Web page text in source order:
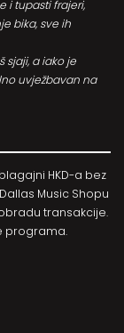
i tupasti frajeri,
bika, sve ih
sjaji, a iako je
uvježbavan na
HKD-a bez
Music Shopu
transakcije.
programa.